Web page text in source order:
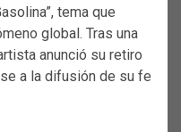
tema que
global. Tras una
anunció su retiro
a la difusión de su fe